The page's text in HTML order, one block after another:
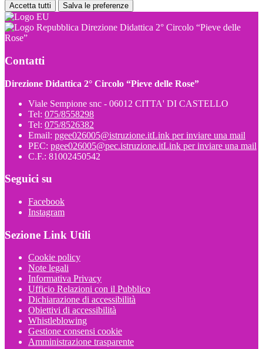
Accetta tutti Salva le preferenze
Direzione Didattica 2° Circolo “Pieve delle
Rose”
Contatti
Direzione Didattica 2° Circolo “Pieve delle Rose”
Viale Sempione snc - 06012 CITTA' DI CASTELLO
Tel: 075/8558298
Tel: 075/8526382
Email: pgee026005@istruzione.itLink per inviare una mail
PEC: pgee026005@pec.istruzione.itLink per inviare una mail
C.F.: 81002450542
Seguici su
Facebook
Instagram
Sezione Link Utili
Cookie policy
Note legali
Informativa Privacy
Ufficio Relazioni con il Pubblico
Dichiarazione di accessibilità
Obiettivi di accessibilità
Whistleblowing
Gestione consensi cookie
Amministrazione trasparente